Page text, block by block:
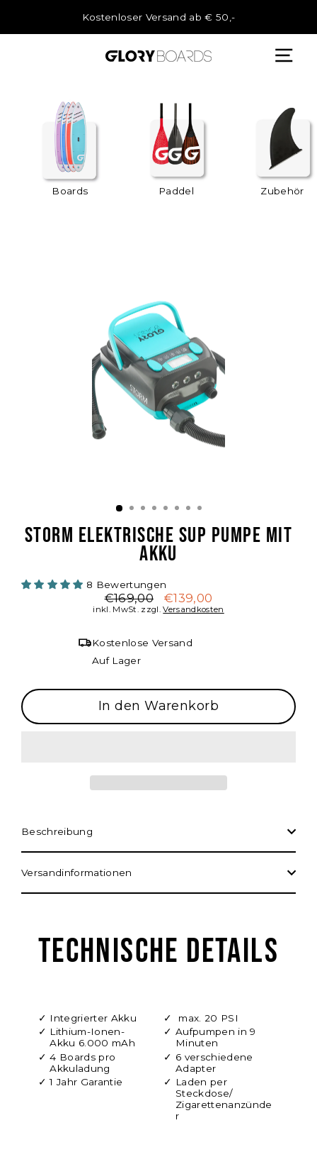
Kostenloser Versand ab € 50,-
Boards Paddel Zubehör
STORM ELEKTRISCHE SUP PUMPE MIT
AKKU
8 Bewertungen
Normaler
Preis
€169,00 Sonderpreis
€139,00
inkl. MwSt. zzgl.Versandkosten
Kostenlose Versand
Auf Lager
In den Warenkorb
Beschreibung
Versandinformationen
TECHNISCHE DETAILS
Integrierter Akku
max. 20 PSI
Lithium-Ionen-
Akku 6.000 mAh
Aufpumpen in 9
Minuten
4 Boards pro
Akkuladung
6 verschiedene
Adapter
1 Jahr Garantie
Laden per
Steckdose/
Zigarettenanzünde
r